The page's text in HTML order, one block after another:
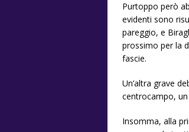
Purtoppo però
evidenti sono
pareggio, e
prossimo per la
fascie.
Un’altra grave
centrocampo, un
Insomma, alla